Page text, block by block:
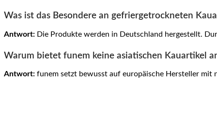
Was ist das Besondere an gefriergetrockneten
Antwort: Die Produkte werden in Deutschland hergestellt.
Warum bietet funem keine asiatischen Kauartikel
Antwort: funem setzt bewusst auf europäische Hersteller